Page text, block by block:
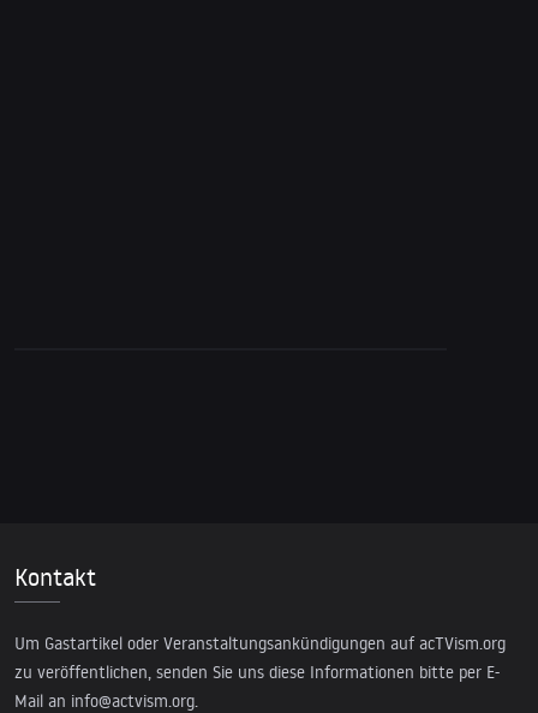
Kontakt
Um Gastartikel oder Veranstaltungsankündigungen auf acTVism.org
zu veröffentlichen, senden Sie uns diese Informationen bitte per E-
Mail an info@actvism.org.